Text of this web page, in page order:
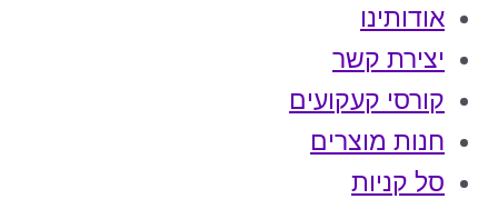
אודותינו
יצירת קשר
קורסי קעקועים
חנות מוצרים
סל קניות